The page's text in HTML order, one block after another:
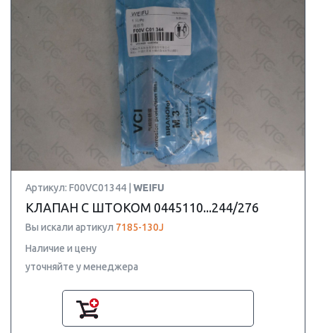
Артикул: F00VC01344 | WEIFU
КЛАПАН С ШТОКОМ 0445110...244/276
Вы искали артикул 7185-130J
Наличие и цену
уточняйте у менеджера